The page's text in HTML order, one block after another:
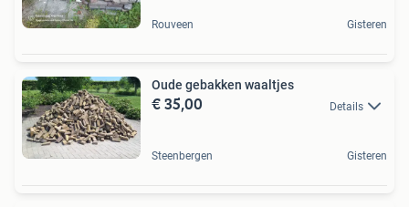
Rouveen Gisteren
Oude gebakken waaltjes
€ 35,00 Details
Steenbergen Gisteren